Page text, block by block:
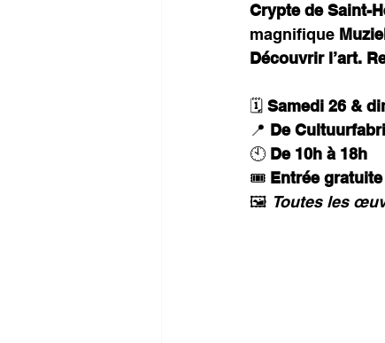
Crypte de Saint-
magnifique
Découvrir l’art.
🗓 Samedi 26 &
📍 De
🕙 De 10h à 18h
🎟 Entrée gratuite
🖼 Toutes les